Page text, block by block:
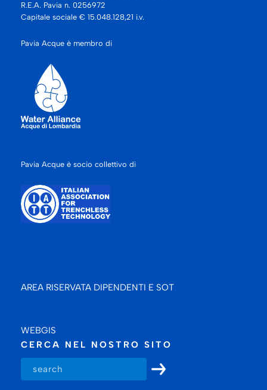
R.E.A. Pavia n. 0256972
Capitale sociale € 15.048.128,21 i.v.
Pavia Acque è membro di
Pavia Acque è socio collettivo di
AREA RISERVATA DIPENDENTI E SOT
WEBGIS
CERCA NEL NOSTRO SITO